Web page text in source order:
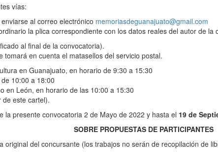
vías:
al correo electrónico memoriasdeguanajuato@gmail.com
la plica correspondiente con los datos reales del autor de la
al final de la convocatoria).
en cuenta el matasellos del servicio postal.
en Guanajuato, en horario de 9:30 a 15:30
10:00 a 18:00
en León, en horario de las 10:00 a 15:30
de este cartel).
presente convocatoria 2 de Mayo de 2022 y hasta el 19 de
SOBRE PROPUESTAS DE PARTICIPANTES
original del concursante (los trabajos no serán de recopilación de